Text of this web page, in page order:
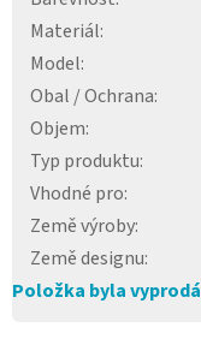
Materiál:
Model:
Obal / Ochrana:
Objem:
Typ produktu:
Vhodné pro:
Země výroby:
Země designu:
Položka byla